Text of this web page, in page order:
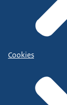
Cookies